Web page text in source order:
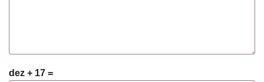
dez + 17 =